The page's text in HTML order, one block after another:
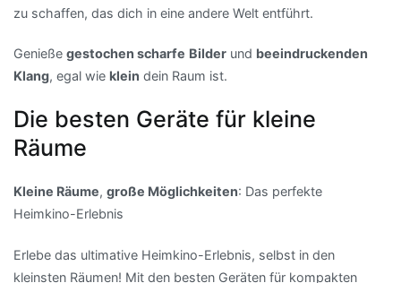
zu schaffen, das dich in eine andere Welt entführt.
Genieße gestochen scharfe Bilder und beeindruckenden
Klang, egal wie klein dein Raum ist.
Die besten Geräte für kleine
Räume
Kleine Räume, große Möglichkeiten: Das perfekte
Heimkino-Erlebnis
Erlebe das ultimative Heimkino-Erlebnis, selbst in den
kleinsten Räumen! Mit den besten Geräten für kompakten